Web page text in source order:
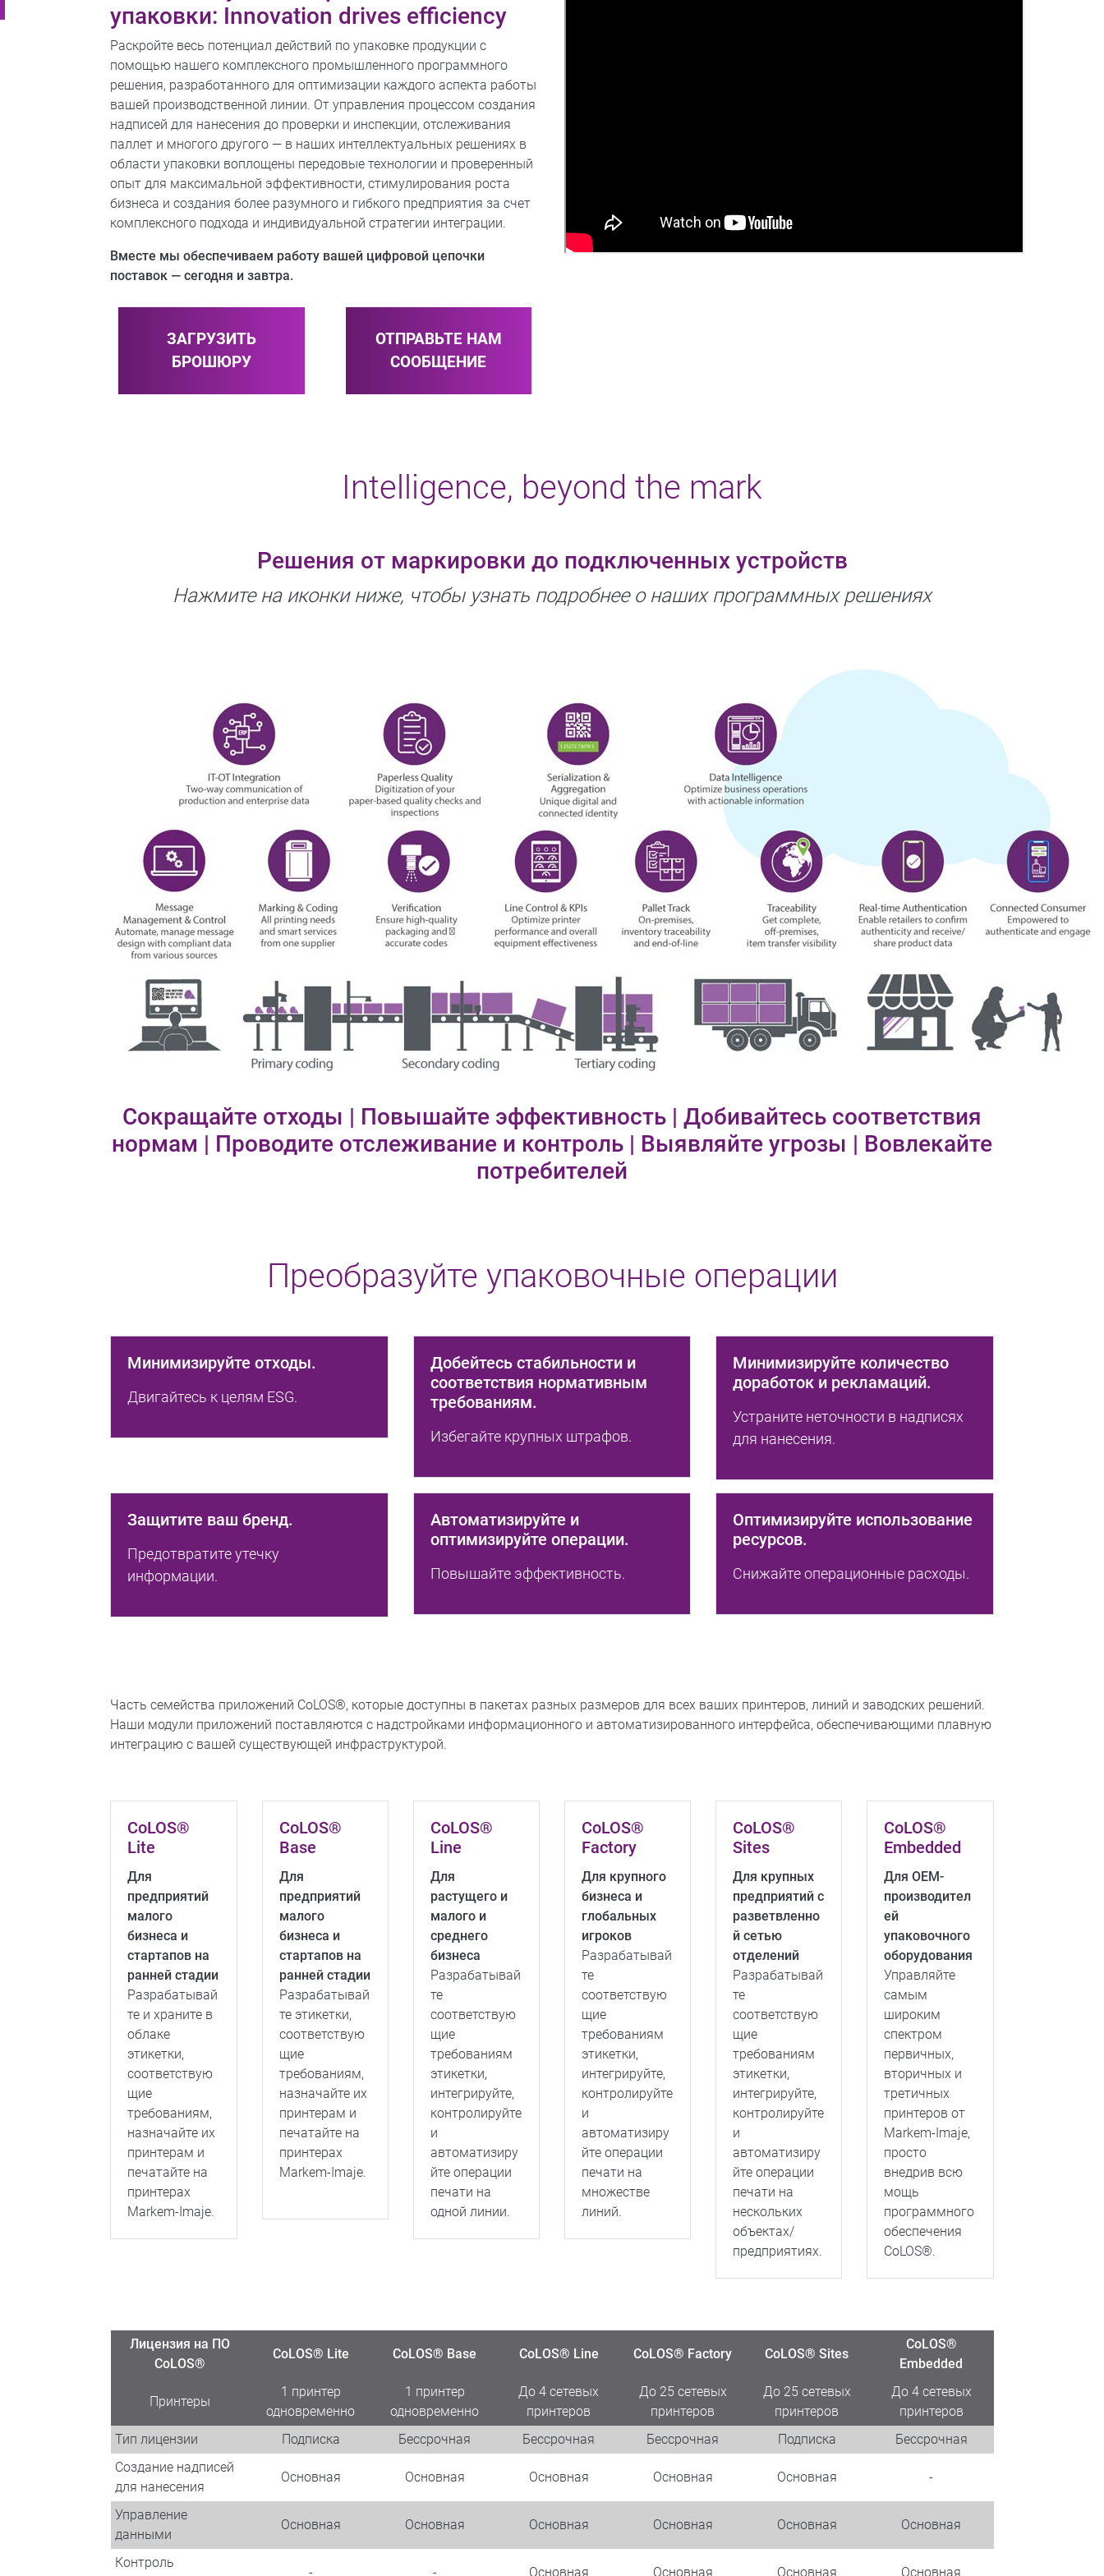
упаковки: Innovation drives efficiency
Раскройте весь потенциал действий по упаковке продукции с
помощью нашего комплексного промышленного программного
решения, разработанного для оптимизации каждого аспекта работы
вашей производственной линии. От управления процессом создания
надписей для нанесения до проверки и инспекции, отслеживания
паллет и многого другого — в наших интеллектуальных решениях в
области упаковки воплощены передовые технологии и проверенный
опыт для максимальной эффективности, стимулирования роста
бизнеса и создания более разумного и гибкого предприятия за счет
комплексного подхода и индивидуальной стратегии интеграции.​
Вместе мы обеспечиваем работу вашей цифровой цепочки
поставок — сегодня и завтра.
ЗАГРУЗИТЬ
БРОШЮРУ
ОТПРАВЬТЕ НАМ
СООБЩЕНИЕ
Intelligence, beyond the mark
Решения от маркировки до подключенных устройств
Нажмите на иконки ниже, чтобы узнать подробнее о наших программных решениях
Сокращайте отходы | Повышайте эффективность | Добивайтесь соответствия
нормам | Проводите отслеживание и контроль | Выявляйте угрозы | Вовлекайте
потребителей
Преобразуйте упаковочные операции
Минимизируйте отходы.
Двигайтесь к целям ESG.
Добейтесь стабильности и
соответствия нормативным
требованиям.
Избегайте крупных штрафов.
Минимизируйте количество
доработок и рекламаций.
Устраните неточности в надписях
для нанесения.
Защитите ваш бренд.
Предотвратите утечку
информации.
Автоматизируйте и
оптимизируйте операции.
Повышайте эффективность.
Оптимизируйте использование
ресурсов.
Снижайте операционные расходы.
Часть семейства приложений CoLOS®, которые доступны в пакетах разных размеров для всех ваших принтеров, линий и заводских решений.
Наши модули приложений поставляются с надстройками информационного и автоматизированного интерфейса, обеспечивающими плавную
интеграцию с вашей существующей инфраструктурой.
CoLOS®
Lite
Для
предприятий
малого
бизнеса и
стартапов на
ранней стадии
Разрабатывай
те и храните в
облаке
этикетки,
соответствую
щие
требованиям,
назначайте их
принтерам и
печатайте на
принтерах
Markem-Imaje.
CoLOS®
Base
Для
предприятий
малого
бизнеса и
стартапов на
ранней стадии
Разрабатывай
те этикетки,
соответствую
щие
требованиям,
назначайте их
принтерам и
печатайте на
принтерах
Markem-Imaje.
CoLOS®
Line
Для
растущего и
малого и
среднего
бизнеса
Разрабатывай
те
соответствую
щие
требованиям
этикетки,
интегрируйте,
контролируйте
и
автоматизиру
йте операции
печати на
одной линии.
CoLOS®
Factory
Для крупного
бизнеса и
глобальных
игроков
Разрабатывай
те
соответствую
щие
требованиям
этикетки,
интегрируйте,
контролируйте
и
автоматизиру
йте операции
печати на
множестве
линий.
CoLOS®
Sites
Для крупных
предприятий с
разветвленно
й сетью
отделений
Разрабатывай
те
соответствую
щие
требованиям
этикетки,
интегрируйте,
контролируйте
и
автоматизиру
йте операции
печати на
нескольких
объектах/
предприятиях.
CoLOS®
Embedded
Для OEM-
производител
ей
упаковочного
оборудования
Управляйте
самым
широким
спектром
первичных,
вторичных и
третичных
принтеров от
Markem-Imaje,
просто
внедрив всю
мощь
программного
обеспечения
CoLOS®.
Лицензия на ПО
CoLOS®
CoLOS® Lite CoLOS® Base CoLOS® Line CoLOS® Factory CoLOS® Sites
CoLOS®
Embedded
Принтеры
1 принтер
одновременно
1 принтер
одновременно
До 4 сетевых
принтеров
До 25 сетевых
принтеров
До 25 сетевых
принтеров
До 4 сетевых
принтеров
Тип лицензии
Подписка Бессрочная Бессрочная Бессрочная Подписка
Бессрочная
Создание надписей
для нанесения
Основная Основная Основная Основная Основная -
Управление
данными
Основная Основная Основная Основная Основная Основная
Контроль
- - Основная Основная Основная Основная